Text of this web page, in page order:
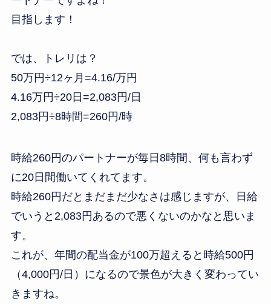
目指します！
では、トレリは？
50万円÷12ヶ月=4.16/万円
4.16万円÷20日=2,083円/日
2,083円÷8時間=260円/時
時給260円のパートナーが毎日8時間、何も言わず
に20日間働いてくれてます。
時給260円だとまだまだ少なさは感じますが、日給
でいうと2,083円あるので悪くないのかなと思いま
す。
これが、年間の配当金が100万超えると時給500円
（4,000円/日）になるので景色が大きく変わってい
きますね。